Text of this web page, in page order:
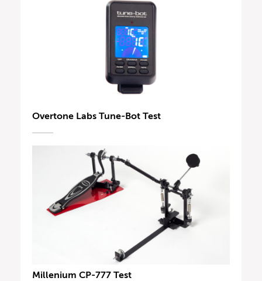
Overtone Labs Tune-Bot Test
Millenium CP-777 Test